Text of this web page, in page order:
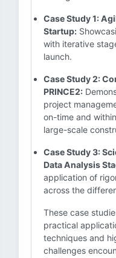
Case Study 1:
Startup:
with iterative
launch.
Case Study 2:
PRINCE2:
project
on-time and
large-scale
Case Study 3:
Data Analysis
application of
across the
These case
practical
techniques and
challenges